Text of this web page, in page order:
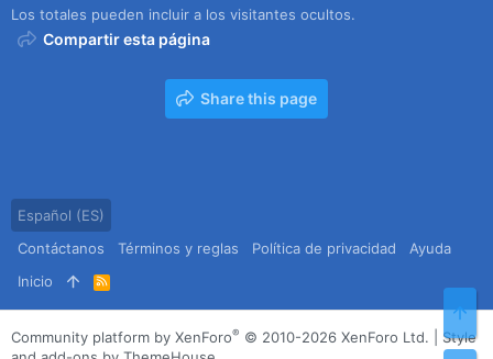
Los totales pueden incluir a los visitantes ocultos.
Compartir esta página
Share this page
Español (ES)
Contáctanos
Términos y reglas Política de privacidad
Ayuda
Inicio
R
S
S
Community platform by XenForo® © 2010-2026 XenForo Ltd.
Style